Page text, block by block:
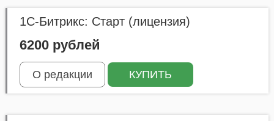
1С-Битрикс: Старт (лицензия)
6200 рублей
О редакции КУПИТЬ